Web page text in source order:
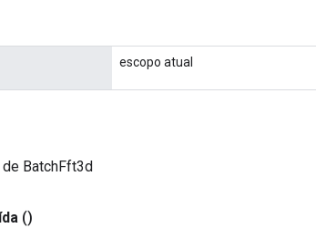
escopo atual
de BatchFft3d
()